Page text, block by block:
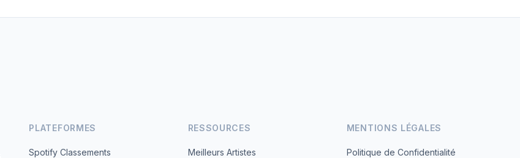
PLATEFORMES
Spotify Classements
RESSOURCES
Meilleurs Artistes
MENTIONS LÉGALES
Politique de Confidentialité